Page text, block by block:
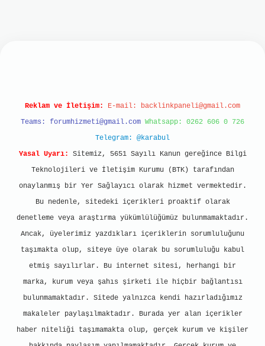
Reklam ve İletişim: E-mail: backlinkpaneli@gmail.com
Teams: forumhizmeti@gmail.com Whatsapp: 0262 606 0 726
Telegram: @karabul
Yasal Uyarı:
Sitemiz, 5651 Sayılı Kanun gereğince Bilgi
Teknolojileri ve İletişim Kurumu (BTK) tarafından
onaylanmış bir Yer Sağlayıcı olarak hizmet vermektedir.
Bu nedenle, sitedeki içerikleri proaktif olarak
denetleme veya araştırma yükümlülüğümüz bulunmamaktadır.
Ancak, üyelerimiz yazdıkları içeriklerin sorumluluğunu
taşımakta olup, siteye üye olarak bu sorumluluğu kabul
etmiş sayılırlar. Bu internet sitesi, herhangi bir
marka, kurum veya şahıs şirketi ile hiçbir bağlantısı
bulunmamaktadır. Sitede yalnızca kendi hazırladığımız
makaleler paylaşılmaktadır. Burada yer alan içerikler
haber niteliği taşımamakta olup, gerçek kurum ve kişiler